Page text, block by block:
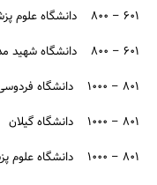
۶۰۱ – ۸۰۰ دانشگاه علوم پزشکی تهران
۶۰۱ – ۸۰۰ دانشگاه شهید مدنی آذربایجان
۸۰۱ – ۱۰۰۰ دانشگاه فردوسی مشهد
۸۰۱ – ۱۰۰۰ دانشگاه گیلان
۸۰۱ – ۱۰۰۰ دانشگاه علوم پزشکی ایران